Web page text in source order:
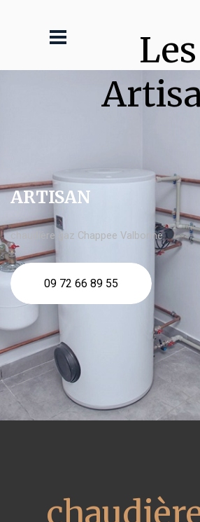
Les
ARTISAN
chaudière gaz Chappee Valbonne
09 72 66 89 55